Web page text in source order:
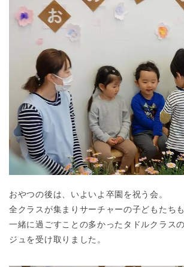
おやつの後は、いよいよ卒園を祝う会。
全クラスが集まりサーチャーの子どもたち
一緒に過ごすことの多かったタドルクラス
ジュを受け取りました。